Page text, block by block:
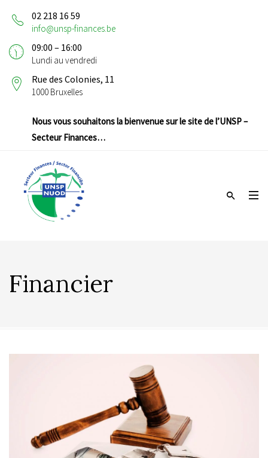
02 218 16 59
info@unsp-finances.be
09:00 – 16:00
Lundi au vendredi
Rue des Colonies, 11
1000 Bruxelles
Nous vous souhaitons la bienvenue sur le site de l’UNSP –
Secteur Finances…
Financier